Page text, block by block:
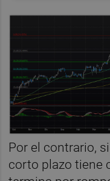
Por el contrario,
corto plazo tiene